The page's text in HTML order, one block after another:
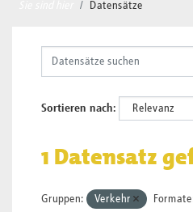
Datensätze
Sortieren nach
1 Datensatz
Gruppen: Verkehr